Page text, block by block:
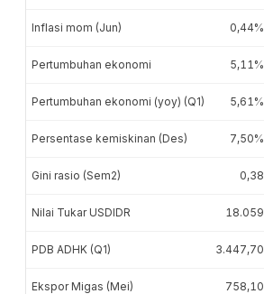
Inflasi mom (Jun) 0,44%
Pertumbuhan ekonomi 5,11%
Pertumbuhan ekonomi (yoy) (Q1) 5,61%
Persentase kemiskinan (Des) 7,50%
Gini rasio (Sem2) 0,38
Nilai Tukar USDIDR 18.059
PDB ADHK (Q1) 3.447,70
Ekspor Migas (Mei) 758,10